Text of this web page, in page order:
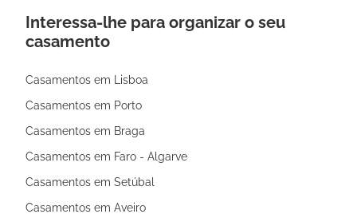
Interessa-lhe para organizar o seu
casamento
Casamentos em Lisboa
Casamentos em Porto
Casamentos em Braga
Casamentos em Faro - Algarve
Casamentos em Setúbal
Casamentos em Aveiro